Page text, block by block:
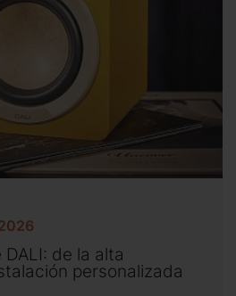
de la alta
personalizada